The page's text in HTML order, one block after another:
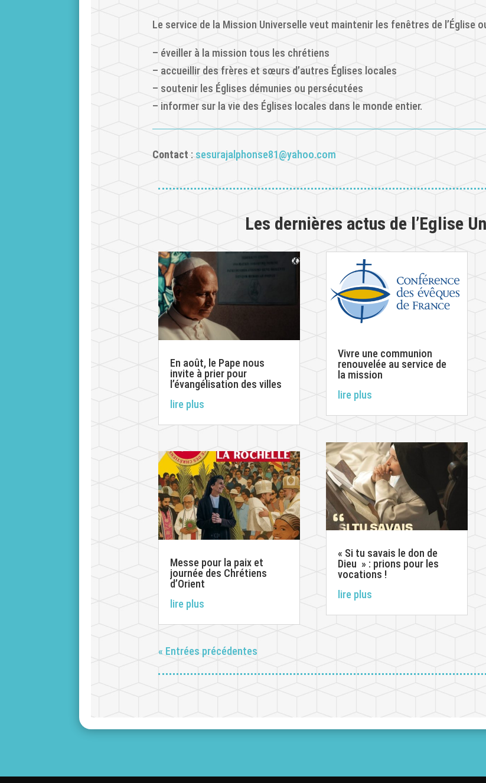
Le service de la Mission Universelle veut maintenir les fenêtres de l’Église
– éveiller à la mission tous les chrétiens
– accueillir des frères et sœurs d’autres Églises locales
– soutenir les Églises démunies ou persécutées
– informer sur la vie des Églises locales dans le monde entier.
Contact : sesurajalphonse81@yahoo.com
Les dernières actus de l’Eglise
En août, le Pape nous
invite à prier pour
l’évangélisation des villes
lire plus
Messe pour la paix et
journée des Chrétiens
d’Orient
lire plus
Vivre une communion
renouvelée au service de
la mission
lire plus
« Si tu savais le don de
Dieu » : prions pour les
vocations !
lire plus
« Entrées précédentes